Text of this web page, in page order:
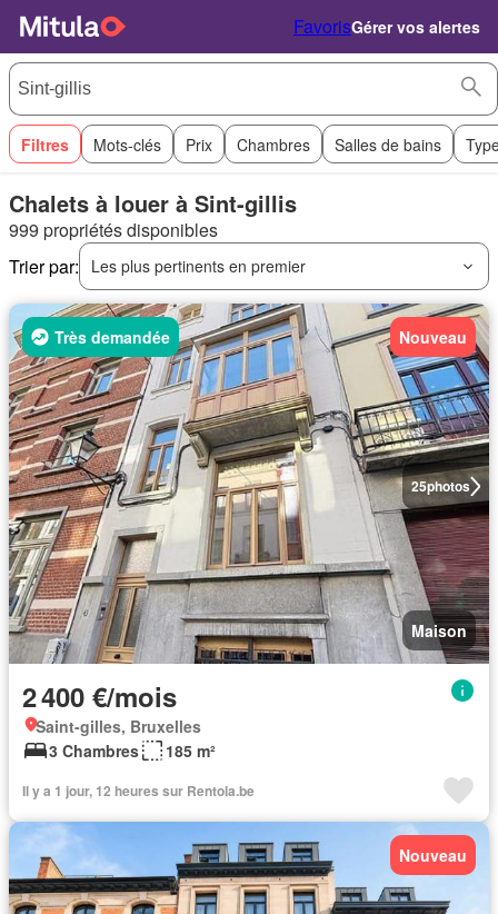
FavorisGérer vos alertes
Filtres Mots-clés Prix Chambres Salles de bains
Chalets à louer à Sint-gillis
999 propriétés disponibles
Trier par:
Les plus pertinents en premier
25photos
Très demandée Nouveau
Maison
2 400 €/mois
Saint-gilles, Bruxelles
3 Chambres
185 m²
Il y a 1 jour, 12 heures sur Rentola.be
Nouveau